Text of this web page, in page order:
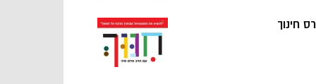
חינוך